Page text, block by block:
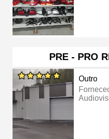
PRE - PRO
Outro